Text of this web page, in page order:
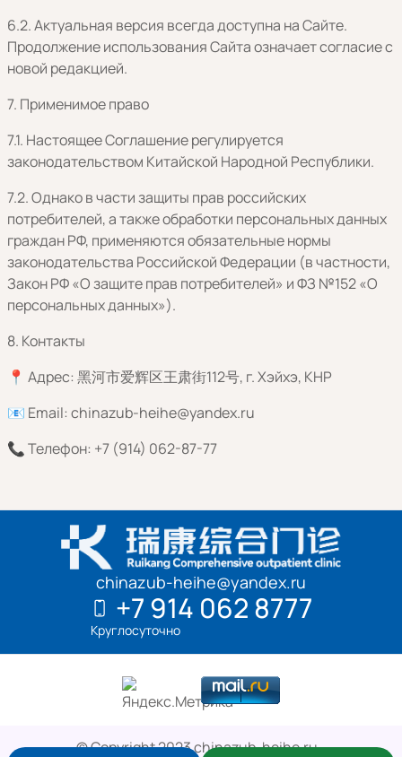
6.2. Актуальная версия всегда доступна на Сайте.
Продолжение использования Сайта означает согласие с
новой редакцией.
7. Применимое право
7.1. Настоящее Соглашение регулируется
законодательством Китайской Народной Республики.
7.2. Однако в части защиты прав российских
потребителей, а также обработки персональных данных
граждан РФ, применяются обязательные нормы
законодательства Российской Федерации (в частности,
Закон РФ «О защите прав потребителей» и ФЗ №152 «О
персональных данных»).
8. Контакты
📍 Адрес: 黑河市爱辉区王肃街112号, г. Хэйхэ, КНР
📧 Email: chinazub-heihe@yandex.ru
📞 Телефон: +7 (914) 062-87-77
chinazub-heihe@yandex.ru
+7 914 062 8777
Круглосуточно
© Copyright 2023 chinazub-heihe.ru -